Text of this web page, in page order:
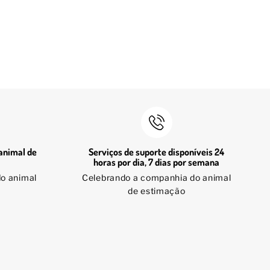
de
animal
Serviços de suporte disponíveis 24
horas por dia, 7 dias por semana
Celebrando a companhia do animal
de estimação